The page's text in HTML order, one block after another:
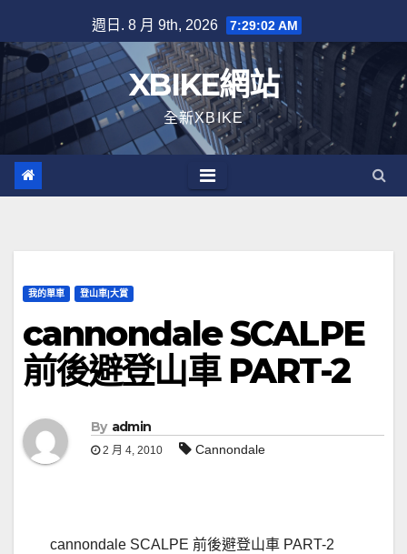
to
content
週日. 8 月 9th, 2026 7:29:02 AM
XBIKE網站
全新XBIKE
我的單車 登山車|大賞
cannondale SCALPE
前後避登山車 PART-2
By admin
2 月 4, 2010 Cannondale
cannondale SCALPE 前後避登山車 PART-2